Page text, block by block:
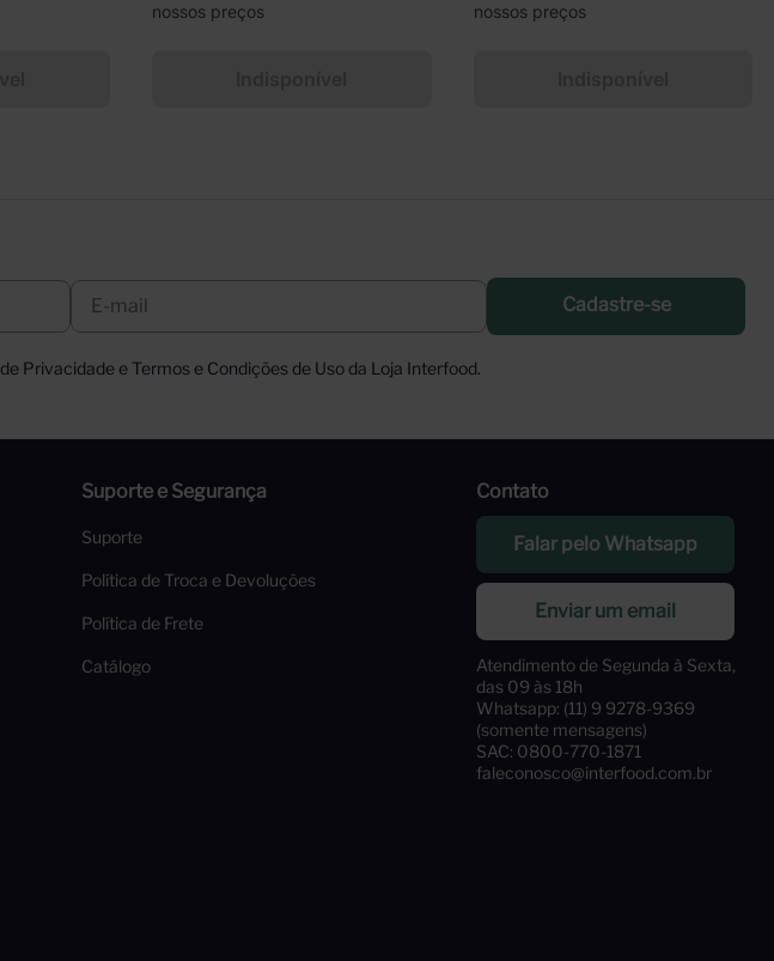
nossos preços
nossos preços
Cadastre-se
Privacidade e Termos e Condições de Uso da Loja Interfood.
Suporte e Segurança
Suporte
Política de Troca e Devoluções
Política de Frete
Catálogo
Contato
Falar pelo Whatsapp
Enviar um email
Atendimento de Segunda à Sexta,
das 09 às 18h
Whatsapp: (11) 9 9278-9369
(somente mensagens)
SAC: 0800-770-1871
faleconosco@interfood.com.br